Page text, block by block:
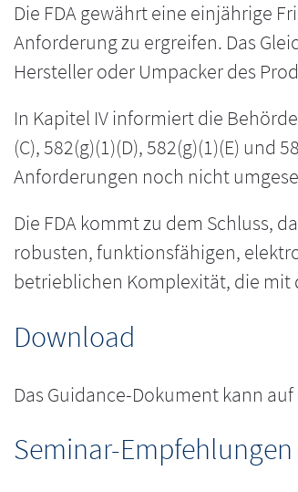
Die FDA gewährt eine einjährige
Anforderung zu ergreifen. Das
Hersteller oder Umpacker des
In Kapitel IV informiert die
(C), 582(g)(1)(D), 582(g)(1)(E)
Anforderungen noch nicht
Die FDA kommt zu dem Schluss,
robusten, funktionsfähigen,
betrieblichen Komplexität, die
Download
Das Guidance-Dokument kann
Seminar-Empfehlungen